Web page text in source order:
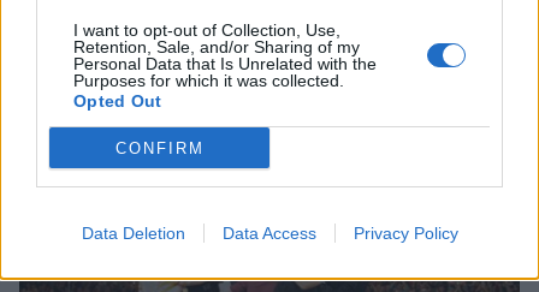
I want to opt-out of Collection, Use,
Retention, Sale, and/or Sharing of my
Personal Data that Is Unrelated with the
Purposes for which it was collected.
Opted Out
CONFIRM
Data Deletion Data Access Privacy Policy
Lapin pelastushelikopteri Aslakin
toiminta päättyy – rahat loppuivat